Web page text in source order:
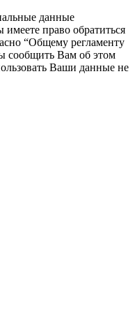
данные
право обратиться
“Общему регламенту
сообщить Вам об этом
Ваши данные не